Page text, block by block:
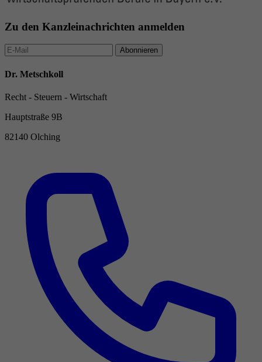
Zu den Kanzleinachrichten anmelden
Abonnieren
Dr. Metschkoll
Recht - Steuern - Wirtschaft
Hauptstraße 9B
82140 Olching